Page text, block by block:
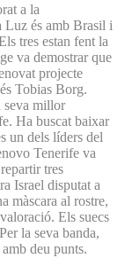
a la
Luz és amb Brasil i
tres estan fent la
va demostrar que
projecte
Tobias Borg.
seva millor
Ha buscat baixar
un dels líders del
Tenerife va
tres
Israel disputat a
màscara al rostre,
Els suecs
la seva banda,
deu punts.